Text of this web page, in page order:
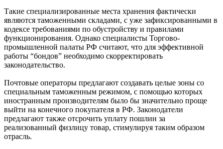
Такие специализированные места хранения фактически
являются таможенными складами, с уже зафиксированными в
кодексе требованиями по обустройству и правилами
функционирования. Однако специалисты Торгово-
промышленной палаты РФ считают, что для эффективной
работы “бондов” необходимо скорректировать
законодательство.
Почтовые операторы предлагают создавать целые зоны со
специальным таможенным режимом, с помощью которых
иностранным производителям было бы значительно проще
выйти на конечного покупателя в РФ. Законодатели
предлагают также отсрочить уплату пошлин за
реализованный физлицу товар, стимулируя таким образом
отрасль.